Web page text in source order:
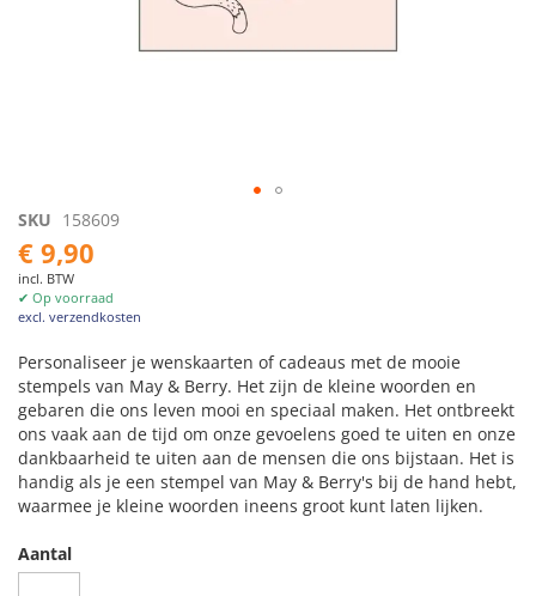
Ga
naar
het
begin
van
afbeeldingen-
gallerij
SKU 158609
€ 9,90
incl. BTW
✔ Op voorraad
excl. verzendkosten
Personaliseer je wenskaarten of cadeaus met de mooie
stempels van May & Berry. Het zijn de kleine woorden en
gebaren die ons leven mooi en speciaal maken. Het ontbreekt
ons vaak aan de tijd om onze gevoelens goed te uiten en onze
dankbaarheid te uiten aan de mensen die ons bijstaan. Het is
handig als je een stempel van May & Berry's bij de hand hebt,
waarmee je kleine woorden ineens groot kunt laten lijken.
Aantal